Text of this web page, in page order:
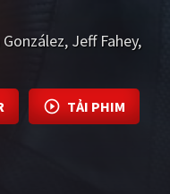
González Jeff Fahey
TẢI PHIM